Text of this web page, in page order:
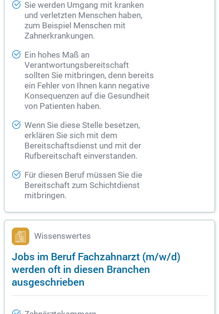
Sie werden Umgang mit kranken
und verletzten Menschen haben,
zum Beispiel Menschen mit
Zahnerkrankungen.
Ein hohes Maß an
Verantwortungsbereitschaft
sollten Sie mitbringen, denn bereits
ein Fehler von Ihnen kann negative
Konsequenzen auf die Gesundheit
von Patienten haben.
Wenn Sie diese Stelle besetzen,
erklären Sie sich mit dem
Bereitschaftsdienst und mit der
Rufbereitschaft einverstanden.
Für diesen Beruf müssen Sie die
Bereitschaft zum Schichtdienst
mitbringen.
Wissenswertes
Jobs im Beruf Fachzahnarzt (m/w/d)
werden oft in diesen Branchen
ausgeschrieben